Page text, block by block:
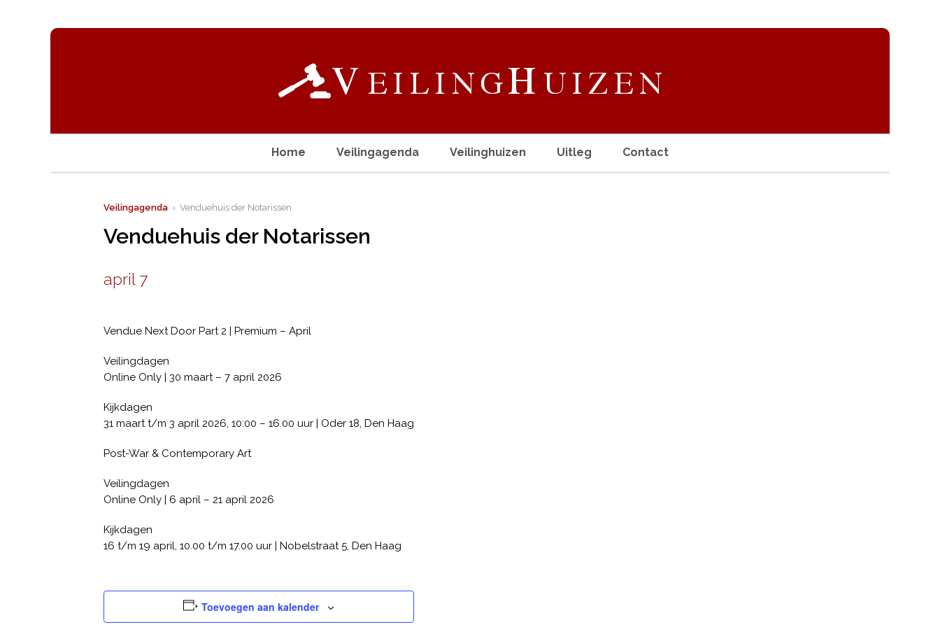
Home Veilingagenda Veilinghuizen Uitleg Contact
Veilingagenda › Venduehuis der Notarissen
Venduehuis der Notarissen
april 7
Vendue Next Door Part 2 | Premium – April
Veilingdagen
Online Only | 30 maart – 7 april 2026
Kijkdagen
31 maart t/m 3 april 2026, 10:00 – 16.00 uur | Oder 18, Den Haag
Post-War & Contemporary Art
Veilingdagen
Online Only | 6 april – 21 april 2026
Kijkdagen
16 t/m 19 april, 10.00 t/m 17.00 uur | Nobelstraat 5, Den Haag
Toevoegen aan kalender